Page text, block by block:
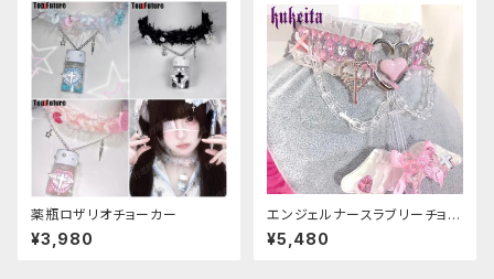
薬瓶ロザリオチョーカー
¥3,980
エンジェルナースラブリーチョー
カー
¥5,480